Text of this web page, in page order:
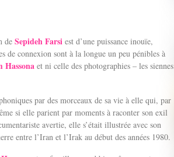
de Sepideh Farsi est d’une puissance inouïe,
de connexion sont à la longue un peu pénibles à
Hassona et ni celle des photographies – les siennes
par des morceaux de sa vie à elle qui, par
si elle parient par moments à raconter son exil
avertie, elle s’était illustrée avec son
entre l’Iran et l’Irak au début des années 1980.